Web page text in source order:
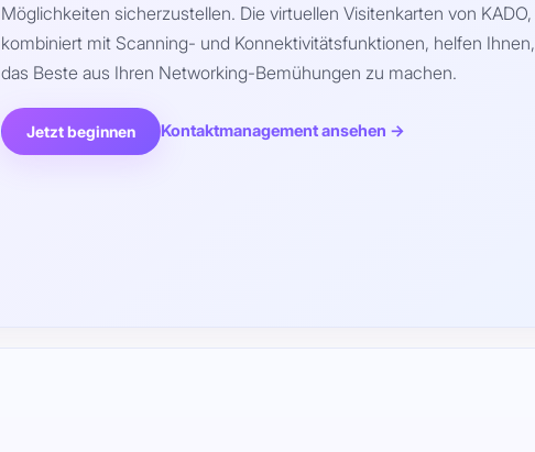
Möglichkeiten sicherzustellen. Die virtuellen Visitenkarten von KADO,
kombiniert mit Scanning- und Konnektivitätsfunktionen, helfen Ihnen,
das Beste aus Ihren Networking-Bemühungen zu machen.
Jetzt beginnen Kontaktmanagement ansehen →